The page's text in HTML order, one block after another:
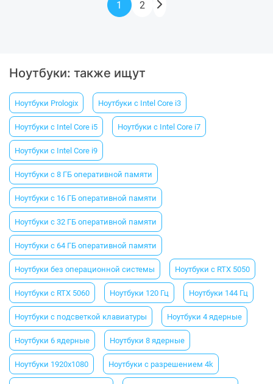
1 2
Ноутбуки: также ищут
Ноутбуки Prologix Ноутбуки с Intel Core i3
Ноутбуки с Intel Core i5 Ноутбуки с Intel Core i7
Ноутбуки с Intel Core i9
Ноутбуки c 8 ГБ оперативной памяти
Ноутбуки с 16 ГБ оперативной памяти
Ноутбуки с 32 ГБ оперативной памяти
Ноутбуки с 64 ГБ оперативной памяти
Ноутбуки без операционной системы Ноутбуки с RTX 5050
Ноутбуки с RTX 5060 Ноутбуки 120 Гц Ноутбуки 144 Гц
Ноутбуки с подсветкой клавиатуры Ноутбуки 4 ядерные
Ноутбуки 6 ядерные Ноутбуки 8 ядерные
Ноутбуки 1920x1080 Ноутбуки с разрешением 4k